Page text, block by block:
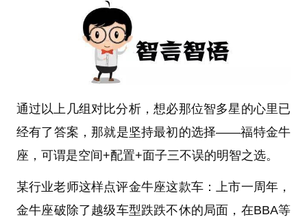
通过以上几组对比分析，想必那位智多星的心里已
经有了答案，那就是坚持最初的选择——福特金牛
座，可谓是空间+配置+面子三不误的明智之选。
某行业老师这样点评金牛座这款车：上市一周年，
金牛座破除了越级车型跌跌不休的局面，在BBA等